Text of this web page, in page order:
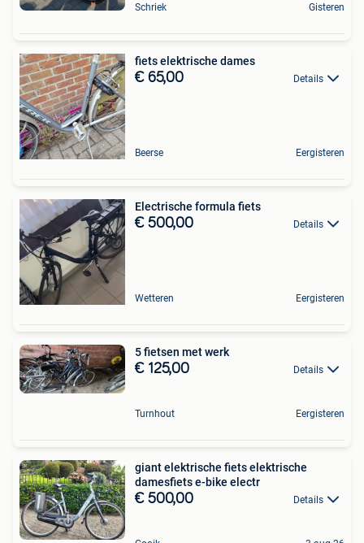
Schriek Gisteren
fiets elektrische dames
€ 65,00 Details
Beerse Eergisteren
Electrische formula fiets
€ 500,00 Details
Wetteren Eergisteren
5 fietsen met werk
€ 125,00 Details
Turnhout Eergisteren
giant elektrische fiets elektrische
damesfiets e-bike electr
€ 500,00 Details